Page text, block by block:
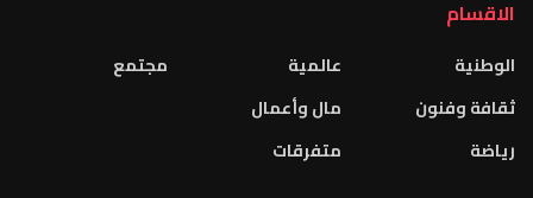
الاقسام
الوطنية
ثقافة وفنون
رياضة
عالمية
مال وأعمال
متفرقات
مجتمع